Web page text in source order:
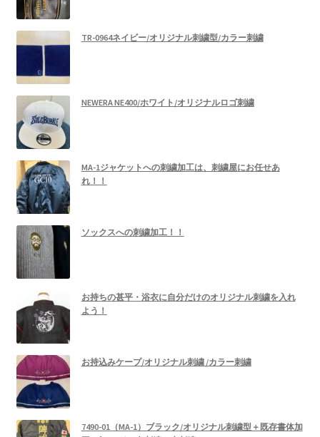
TR-0964ネイビー/オリジナル刺繍型/カラー刺繍
NEWERA NE400/ホワイト/オリジナルロゴ刺繍
MA-1ジャケットへの刺繍加工は、刺繍屋にお任せあ
れ！！
ソックスへの刺繍加工！！
お持ちの甚平・浴衣に自分だけのオリジナル刺繍を入れ
よう！
お持込みケープ/オリジナル刺繍 /カラー刺繍
7490-01（MA-1）ブラック/オリジナル刺繍型＋既存書体加